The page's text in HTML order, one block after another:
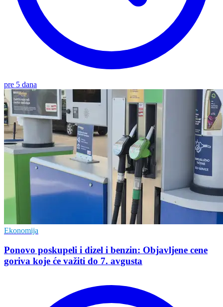
pre 5 dana
Ekonomija
Ponovo poskupeli i dizel i benzin: Objavljene cene
goriva koje će važiti do 7. avgusta